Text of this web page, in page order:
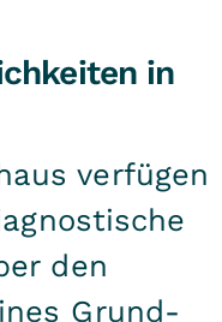
in
verfügen
den
Grund-